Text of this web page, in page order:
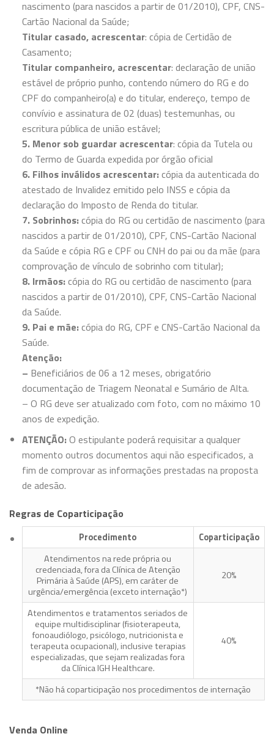
nascimento (para nascidos a partir de 01/2010), CPF, CNS-
Cartão Nacional da Saúde;
Titular casado, acrescentar: cópia de Certidão de
Casamento;
Titular companheiro, acrescentar: declaração de união
estável de próprio punho, contendo número do RG e do
CPF do companheiro(a) e do titular, endereço, tempo de
convívio e assinatura de 02 (duas) testemunhas, ou
escritura pública de união estável;
5. Menor sob guardar acrescentar: cópia da Tutela ou
do Termo de Guarda expedida por órgão oficial
6. Filhos inválidos acrescentar:cópia da autenticada do
atestado de Invalidez emitido pelo INSS e cópia da
declaração do Imposto de Renda do titular.
7. Sobrinhos:cópia do RG ou certidão de nascimento (para
nascidos a partir de 01/2010), CPF, CNS-Cartão Nacional
da Saúde e cópia RG e CPF ou CNH do pai ou da mãe (para
comprovação de vínculo de sobrinho com titular);
8. Irmãos:cópia do RG ou certidão de nascimento (para
nascidos a partir de 01/2010), CPF, CNS-Cartão Nacional
da Saúde.
9. Pai e mãe:cópia do RG, CPF e CNS-Cartão Nacional da
Saúde.
Atenção:
– Beneficiários de 06 a 12 meses, obrigatório
documentação de Triagem Neonatal e Sumário de Alta.
– O RG deve ser atualizado com foto, com no máximo 10
anos de expedição.
ATENÇÃO:O estipulante poderá requisitar a qualquer
momento outros documentos aqui não especificados, a
fim de comprovar as informações prestadas na proposta
de adesão.
Regras de Coparticipação
Procedimento
Coparticipação
Atendimentos na rede própria ou
credenciada, fora da Clínica de Atenção
Primária à Saúde (APS), em caráter de
urgência/emergência (exceto internação*)
20%
Atendimentos e tratamentos seriados de
equipe multidisciplinar (fisioterapeuta,
fonoaudiólogo, psicólogo, nutricionista e
terapeuta ocupacional), inclusive terapias
especializadas, que sejam realizadas fora
da Clínica IGH Healthcare.
40%
*Não há coparticipação nos procedimentos de internação
Venda Online